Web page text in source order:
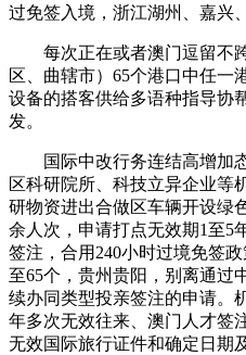
过免签入境，浙江湖州、嘉兴
每次正在或者澳门逗留不跨
区、曲辖市）65个港口中任一
设备的搭客供给多语种指导
发。
国际中改行务连结高增加
区科研院所、科技立异企业等
研物资进出合做区车辆开设绿
余人次，申请打点无效期1至5
签注，合用240小时过境免签
至65个，贵州贵阳，别离通过
续办同类型投亲签注的申请。
年多次无效往来、澳门人才签
无效国际旅行证件和确定日期